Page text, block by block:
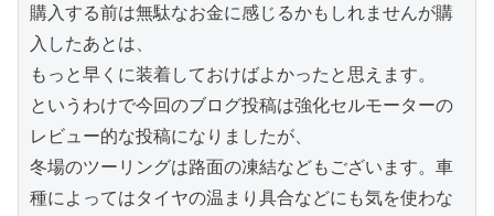
購入する前は無駄なお金に感じるかもしれませんが購
入したあとは、
もっと早くに装着しておけばよかったと思えます。
というわけで今回のブログ投稿は強化セルモーターの
レビュー的な投稿になりましたが、
冬場のツーリングは路面の凍結などもございます。車
種によってはタイヤの温まり具合などにも気を使わな